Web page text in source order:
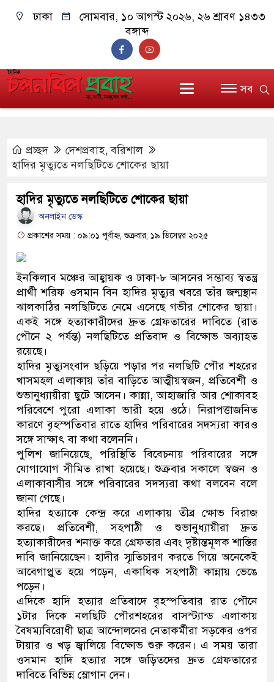
ঢাকা
সোমবার, ১০ আগস্ট ২০২৬, ২৬ শ্রাবণ ১৪৩৩
বঙ্গাব্দ
সব
প্রচ্ছদ দেশপ্রবাহ,বরিশাল
হাদির মৃত্যুতে নলছিটিতে শোকের ছায়া
হাদির মৃত্যুতে নলছিটিতে শোকের ছায়া
অনলাইন ডেস্ক
প্রকাশের সময় : ০৯:০১ পূর্বাহ্ন, শুক্রবার, ১৯ ডিসেম্বর ২০২৫
ইনকিলাব মঞ্চের আহ্বায়ক ও ঢাকা-৮ আসনের সম্ভাব্য স্বতন্ত্র
প্রার্থী শরিফ ওসমান বিন হাদির মৃত্যুর খবরে তাঁর জন্মস্থান
ঝালকাঠির নলছিটিতে নেমে এসেছে গভীর শোকের ছায়া।
একই সঙ্গে হত্যাকারীদের দ্রুত গ্রেফতারের দাবিতে (রাত
পৌনে ২ পর্যন্ত) নলছিটিতে প্রতিবাদ ও বিক্ষোভ অব্যাহত
রয়েছে।
হাদির মৃত্যুসংবাদ ছড়িয়ে পড়ার পর নলছিটি পৌর শহরের
খাসমহল এলাকায় তাঁর বাড়িতে আত্মীয়স্বজন, প্রতিবেশী ও
শুভানুধ্যায়ীরা ছুটে আসেন। কান্না, আহাজারি আর শোকাবহ
পরিবেশে পুরো এলাকা ভারী হয়ে ওঠে। নিরাপত্তাজনিত
কারণে বৃহস্পতিবার রাতে হাদির পরিবারের সদস্যরা কারও
সঙ্গে সাক্ষাৎ বা কথা বলেননি।
পুলিশ জানিয়েছে, পরিস্থিতি বিবেচনায় পরিবারের সঙ্গে
যোগাযোগ সীমিত রাখা হয়েছে। শুক্রবার সকালে স্বজন ও
এলাকাবাসীর সঙ্গে পরিবারের সদস্যরা কথা বলবেন বলে
জানা গেছে।
হাদির হত্যাকে কেন্দ্র করে এলাকায় তীব্র ক্ষোভ বিরাজ
করছে। প্রতিবেশী, সহপাঠী ও শুভানুধ্যায়ীরা দ্রুত
হত্যাকারীদের শনাক্ত করে গ্রেফতার এবং দৃষ্টান্তমূলক শাস্তির
দাবি জানিয়েছেন। হাদীর স্মৃতিচারণ করতে গিয়ে অনেকেই
আবেগাপ্লুত হয়ে পড়েন, একাধিক সহপাঠী কান্নায় ভেঙে
পড়েন।
এদিকে হাদি হত্যার প্রতিবাদে বৃহস্পতিবার রাত পৌনে
১টার দিকে নলছিটি পৌরশহরের বাসস্ট্যান্ড এলাকায়
বৈষম্যবিরোধী ছাত্র আন্দোলনের নেতাকর্মীরা সড়কের ওপর
টায়ার ও খড় জ্বালিয়ে বিক্ষোভ শুরু করেন। এ সময় তারা
ওসমান হাদি হত্যার সঙ্গে জড়িতদের দ্রুত গ্রেফতারের
দাবিতে বিভিন্ন স্লোগান দেন।